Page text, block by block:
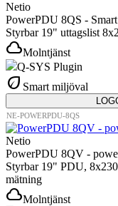
Netio
PowerPDU 8QS -
Styrbar 19" uttagslist
cloudMolntjänst
Q-SYS Plugin
eco Smart miljöval
NE-POWERPDU-8QS
Netio
PowerPDU 8QV -
Styrbar 19" PDU,
mätning
cloudMolntjänst